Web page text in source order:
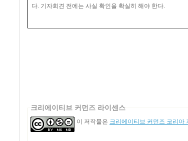
다 기자회견 전에는 사실 확인을 확실히 해야 한다
크리에이티브 커먼즈 라이센스
이 저작물은 크리에이티브 커먼즈 코리아